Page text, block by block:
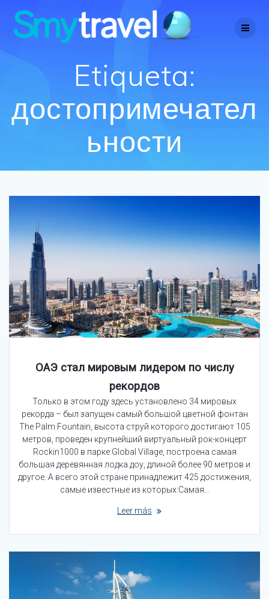
al
contenido
Etiqueta:
достопримечател
ьности
ОАЭ стал мировым лидером по числу
рекордов
Только в этом году здесь установлено 34 мировых
рекорда – был запущен самый большой цветной фонтан
The Palm Fountain, высота струй которого достигают 105
метров, проведен крупнейший виртуальный рок-концерт
Rockin1000 в парке Global Village, построена самая
большая деревянная лодка доу, длиной более 90 метров и
другое. А всего этой стране принадлежит 425 достижения,
самые известные из которых:Самая…
Leer más